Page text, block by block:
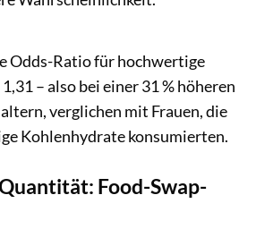
Odds-Ratio für hochwertige
– also bei einer 31 % höheren
verglichen mit Frauen, die
Kohlenhydrate konsumierten.
Food-Swap-